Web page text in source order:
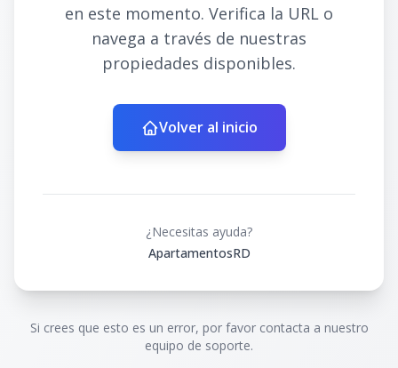
en este momento. Verifica la URL o
navega a través de nuestras
propiedades disponibles.
Volver al inicio
¿Necesitas ayuda?
ApartamentosRD
Si crees que esto es un error, por favor contacta a nuestro
equipo de soporte.